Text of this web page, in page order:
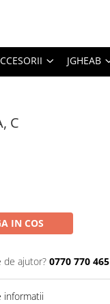
JGHEAB
C
IN COS
de ajutor? 0770 770 465
informatii